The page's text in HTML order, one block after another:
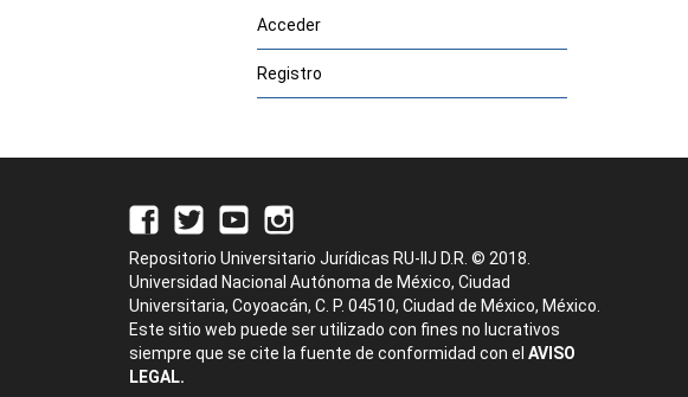
Acceder
Registro
Repositorio Universitario Jurídicas RU-IIJ D.R. © 2018.
Universidad Nacional Autónoma de México, Ciudad
Universitaria, Coyoacán, C. P. 04510, Ciudad de México, México.
Este sitio web puede ser utilizado con fines no lucrativos
siempre que se cite la fuente de conformidad con el AVISO
LEGAL.